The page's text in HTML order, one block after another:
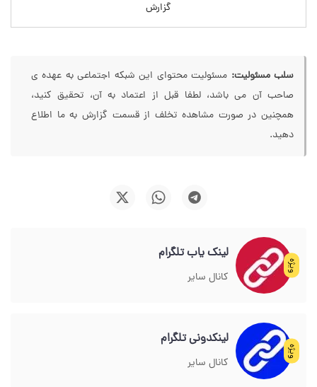
گزارش
سلب مسئولیت: مسئولیت محتوای این شبکه اجتماعی به عهده ی
صاحب آن می باشد، لطفا قبل از اعتماد به آن، تحقیق کنید،
همچنین در صورت مشاهده تخلف از قسمت گزارش به ما اطلاع
دهید.
ویژه
لینک یاب تلگرام
کانال سایر
ویژه
لینکدونی تلگرام
کانال سایر